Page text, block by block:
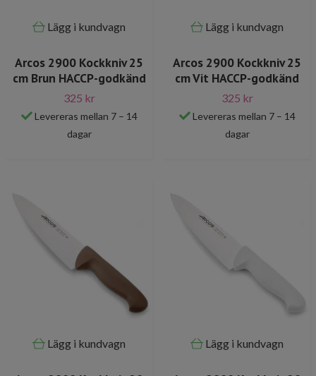
Lägg i kundvagn
Arcos 2900 Kockkniv 25
cm Brun HACCP-godkänd
325 kr
Levereras mellan 7 – 14
dagar
Lägg i kundvagn
Arcos 2900 Kockkniv 25
cm Vit HACCP-godkänd
325 kr
Levereras mellan 7 – 14
dagar
Lägg i kundvagn Lägg i kundvagn